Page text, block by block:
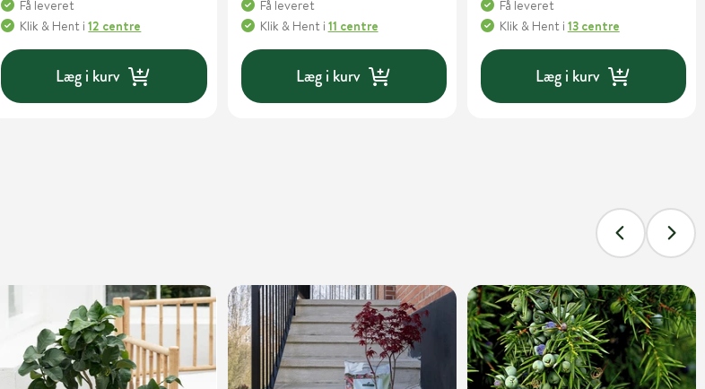
Få leveret
Klik & Hent i12 centre
Læg i kurv
Få leveret
Klik & Hent i 11 centre
Læg i kurv
Få leveret
Klik & Hent i 13 centre
Læg i kurv